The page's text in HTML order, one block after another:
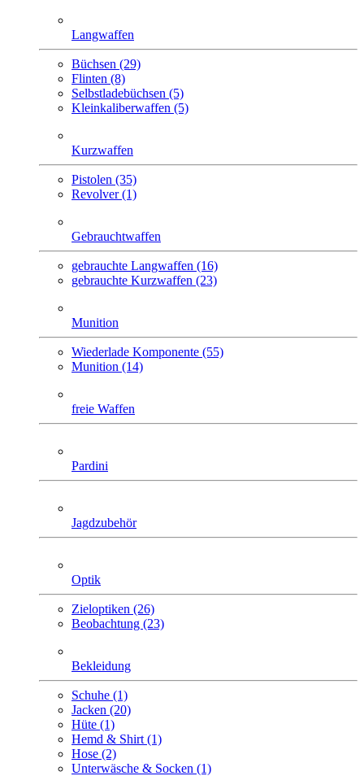
Langwaffen
Büchsen (29)
Flinten (8)
Selbstlade­büchsen (5)
Klein­kaliber­waffen (5)
Kurzwaffen
Pistolen (35)
Revolver (1)
Gebrauchtwaffen
gebrauchte Langwaffen (16)
gebrauchte Kurzwaffen (23)
Munition
Wiederlade Komponente (55)
Munition (14)
freie Waffen
Pardini
Jagdzubehör
Optik
Zieloptiken (26)
Beobachtung (23)
Bekleidung
Schuhe (1)
Jacken (20)
Hüte (1)
Hemd & Shirt (1)
Hose (2)
Unterwäsche & Socken (1)